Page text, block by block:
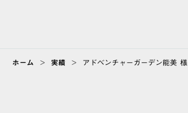
ホーム > 実績 > アドベンチャーガーデン能美 様